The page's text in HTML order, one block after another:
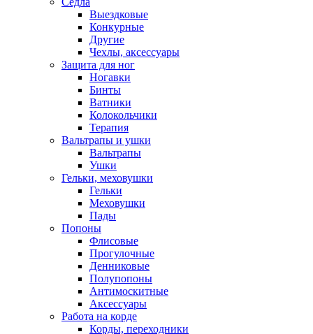
Выездковые
Конкурные
Другие
Чехлы, аксессуары
Защита для ног
Ногавки
Бинты
Ватники
Колокольчики
Терапия
Вальтрапы и ушки
Вальтрапы
Ушки
Гельки, меховушки
Гельки
Меховушки
Пады
Попоны
Флисовые
Прогулочные
Денниковые
Полупопоны
Антимоскитные
Аксессуары
Работа на корде
Корды, переходники